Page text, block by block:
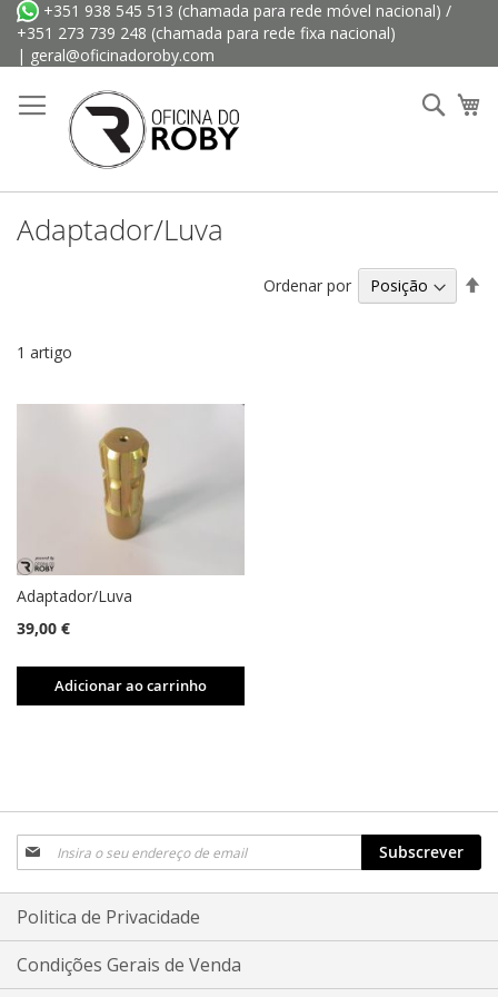
Ir
para
o
+351 938 545 513 (chamada para rede móvel nacional) /
+351 273 739 248 (chamada para rede fixa nacional)
| geral@oficinadoroby.com
Adaptador/Luva
1 artigo
Ordenar por
Adaptador/Luva
39,00 €
Adicionar ao carrinho
Subscreva
a
nossa
Newsletter:
Subscrever
Politica de Privacidade
Condições Gerais de Venda